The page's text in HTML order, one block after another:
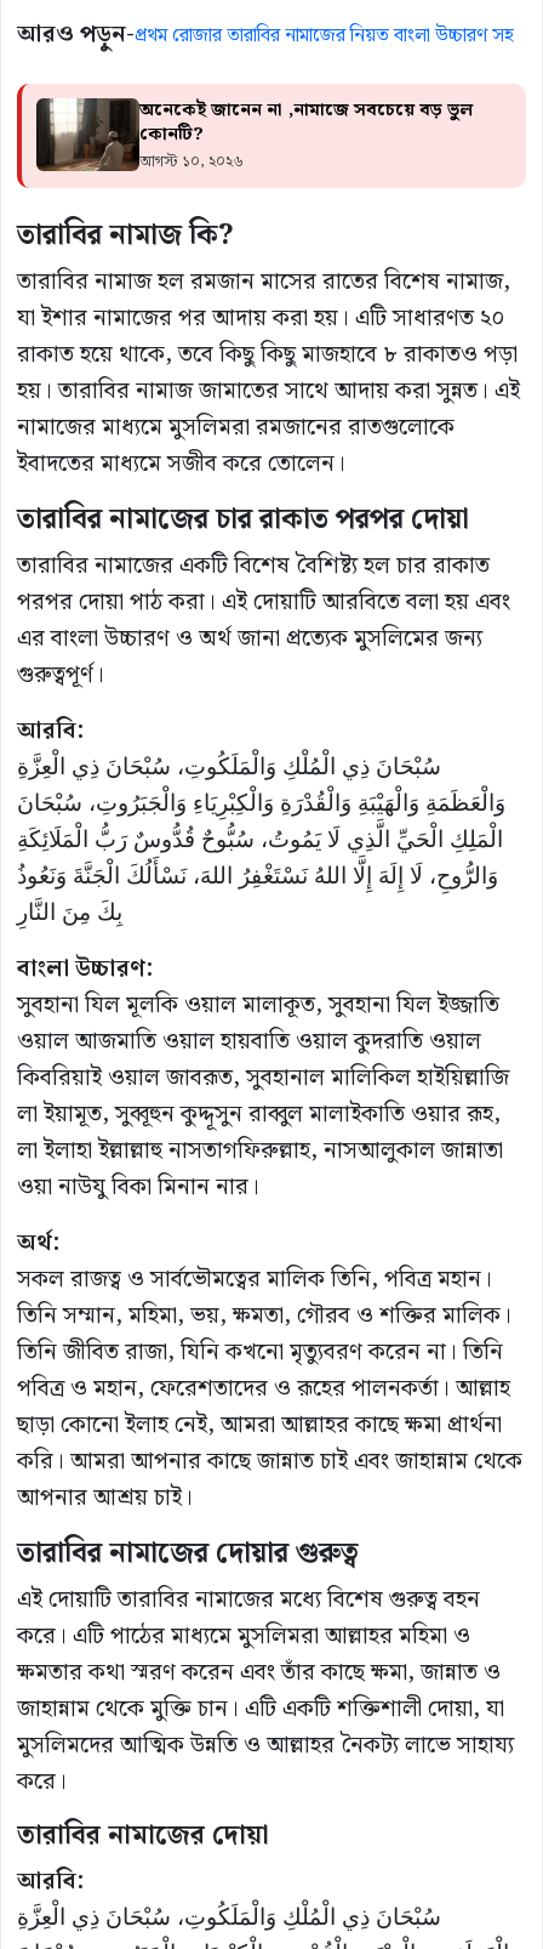
আরও পড়ুন-প্রথম রোজার তারাবির নামাজের নিয়ত বাংলা উচ্চারণ সহ
অনেকেই জানেন না ,নামাজে সবচেয়ে বড় ভুল
কোনটি?
আগস্ট ১০, ২০২৬
তারাবির নামাজ কি?
তারাবির নামাজ হল রমজান মাসের রাতের বিশেষ নামাজ,
যা ইশার নামাজের পর আদায় করা হয়। এটি সাধারণত ২০
রাকাত হয়ে থাকে, তবে কিছু কিছু মাজহাবে ৮ রাকাতও পড়া
হয়। তারাবির নামাজ জামাতের সাথে আদায় করা সুন্নত। এই
নামাজের মাধ্যমে মুসলিমরা রমজানের রাতগুলোকে
ইবাদতের মাধ্যমে সজীব করে তোলেন।
তারাবির নামাজের চার রাকাত পরপর দোয়া
তারাবির নামাজের একটি বিশেষ বৈশিষ্ট্য হল চার রাকাত
পরপর দোয়া পাঠ করা। এই দোয়াটি আরবিতে বলা হয় এবং
এর বাংলা উচ্চারণ ও অর্থ জানা প্রত্যেক মুসলিমের জন্য
গুরুত্বপূর্ণ।
আরবি:
سُبْحَانَ ذِي الْمُلْكِ وَالْمَلَكُوتِ، سُبْحَانَ ذِي الْعِزَّةِ
وَالْعَظَمَةِ وَالْهَيْبَةِ وَالْقُدْرَةِ وَالْكِبْرِيَاءِ وَالْجَبَرُوتِ، سُبْحَانَ
الْمَلِكِ الْحَيِّ الَّذِي لَا يَمُوتُ، سُبُّوحٌ قُدُّوسٌ رَبُّ الْمَلَائِكَةِ
وَالرُّوحِ، لَا إِلَهَ إِلَّا اللهُ نَسْتَغْفِرُ اللهَ، نَسْأَلُكَ الْجَنَّةَ وَنَعُوذُ
بِكَ مِنَ النَّارِ
বাংলা উচ্চারণ:
সুবহানা যিল মূলকি ওয়াল মালাকূত, সুবহানা যিল ইজ্জাতি
ওয়াল আজমাতি ওয়াল হায়বাতি ওয়াল কুদরাতি ওয়াল
কিবরিয়াই ওয়াল জাবরূত, সুবহানাল মালিকিল হাইয়িল্লাজি
লা ইয়ামূত, সুব্বূহুন কুদ্দূসুন রাব্বুল মালাইকাতি ওয়ার রূহ,
লা ইলাহা ইল্লাল্লাহু নাসতাগফিরুল্লাহ, নাসআলুকাল জান্নাতা
ওয়া নাউযু বিকা মিনান নার।
অর্থ:
সকল রাজত্ব ও সার্বভৌমত্বের মালিক তিনি, পবিত্র মহান।
তিনি সম্মান, মহিমা, ভয়, ক্ষমতা, গৌরব ও শক্তির মালিক।
তিনি জীবিত রাজা, যিনি কখনো মৃত্যুবরণ করেন না। তিনি
পবিত্র ও মহান, ফেরেশতাদের ও রূহের পালনকর্তা। আল্লাহ
ছাড়া কোনো ইলাহ নেই, আমরা আল্লাহর কাছে ক্ষমা প্রার্থনা
করি। আমরা আপনার কাছে জান্নাত চাই এবং জাহান্নাম থেকে
আপনার আশ্রয় চাই।
তারাবির নামাজের দোয়ার গুরুত্ব
এই দোয়াটি তারাবির নামাজের মধ্যে বিশেষ গুরুত্ব বহন
করে। এটি পাঠের মাধ্যমে মুসলিমরা আল্লাহর মহিমা ও
ক্ষমতার কথা স্মরণ করেন এবং তাঁর কাছে ক্ষমা, জান্নাত ও
জাহান্নাম থেকে মুক্তি চান। এটি একটি শক্তিশালী দোয়া, যা
মুসলিমদের আত্মিক উন্নতি ও আল্লাহর নৈকট্য লাভে সাহায্য
করে।
তারাবির নামাজের দোয়া
আরবি:
سُبْحَانَ ذِي الْمُلْكِ وَالْمَلَكُوتِ، سُبْحَانَ ذِي الْعِزَّةِ